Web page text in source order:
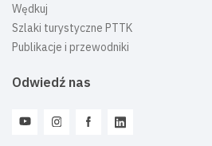
Wędkuj
Szlaki turystyczne PTTK
Publikacje i przewodniki
Odwiedź nas